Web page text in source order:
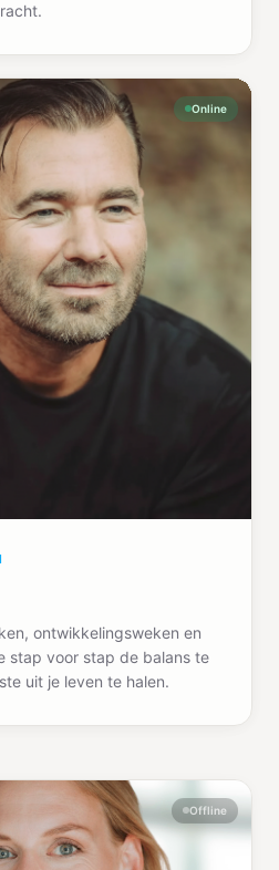
Online
ontwikkelingsweken en
stap voor stap de balans te
uit je leven te halen.
Offline